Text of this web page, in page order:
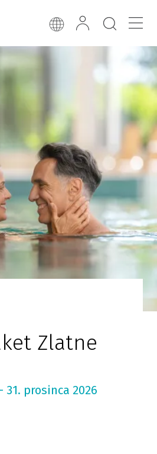
Zlatne
31. prosinca 2026